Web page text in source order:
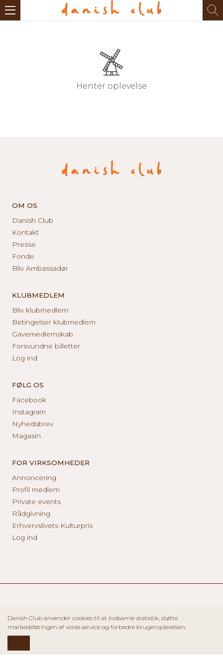
Henter oplevelse
OM OS
Danish Club
Kontakt
Presse
Fonde
Bliv Ambassadør
KLUBMEDLEM
Bliv klubmedlem
Betingelser klubmedlem
Gavemedlemskab
Forsvundne billetter
Log ind
FØLG OS
Facebook
Instagram
Nyhedsbrev
Magasin
FOR VIRKSOMHEDER
Annoncering
Profil medlem
Private events
Rådgivning
Erhvervslivets Kulturpris
Log ind
Danish Club anvender cookies til at indsamle statistik, støtte
markedsføringen af vores service og forbedre brugeroplevelsen.